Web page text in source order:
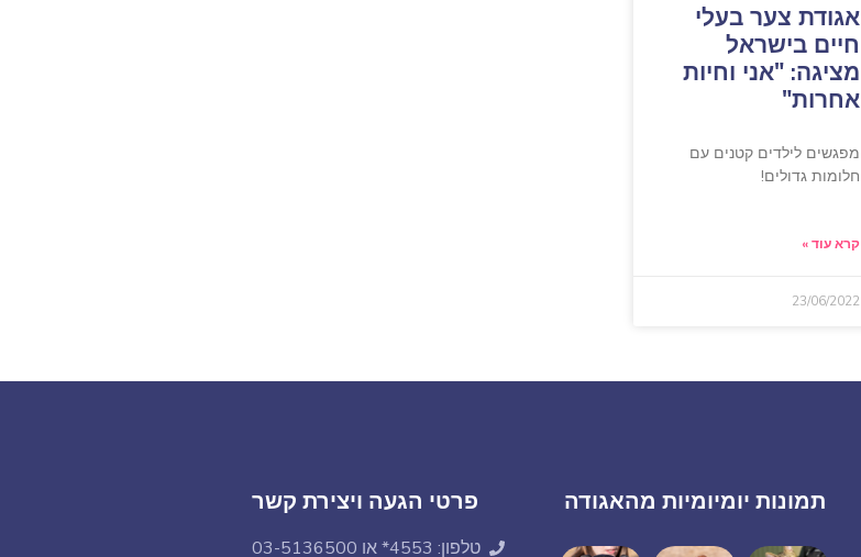
אגודת צער בעלי
חיים בישראל
מציגה: "אני וחיות
אחרות"
מפגשים לילדים קטנים עם
חלומות גדולים!
קרא עוד »
23/06/2022
תמונות יומיומיות מהאגודה פרטי הגעה ויצירת קשר
טלפון: 4553* או 03-5136500